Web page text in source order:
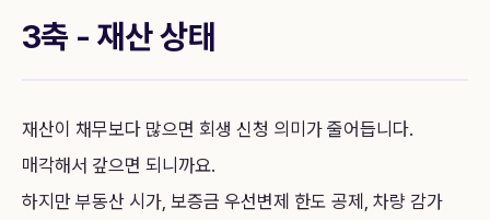
3축 - 재산 상태
재산이 채무보다 많으면 회생 신청 의미가 줄어듭니다.
매각해서 갚으면 되니까요.
하지만 부동산 시가, 보증금 우선변제 한도 공제, 차량 감가